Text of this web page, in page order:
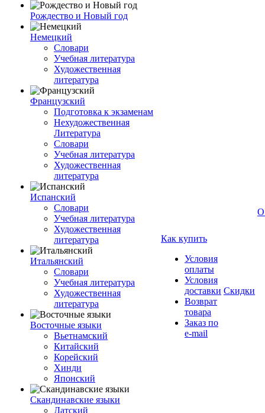
Рождество и Новый год
Немецкий
Словари
Учебная литература
Художественная
литература
Французский
Подготовка к экзаменам
Нехудожественная
Литература
Словари
Учебная литература
Художественная
литература
Испанский
Словари
Учебная литература
Художественная
литература
Итальянский
Словари
Учебная литература
Художественная
литература
Восточные языки
Вьетнамский
Китайский
Корейский
Хинди
Японский
Скандинавские языки
Датский
Как купить
Условия
оплаты
Условия
доставки
Возврат
товара
Заказ по
e-mail
Скидки
О